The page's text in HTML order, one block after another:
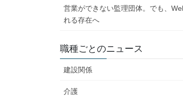
営業ができない監理団体。でも、
れる存在へ
職種ごとのニュース
建設関係
介護